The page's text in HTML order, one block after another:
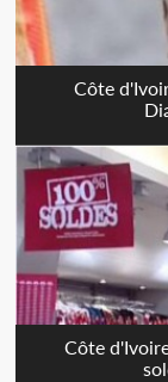
Côte
Côte